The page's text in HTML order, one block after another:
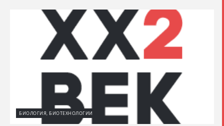
БИОЛОГИЯ, БИОТЕХНОЛОГИИ